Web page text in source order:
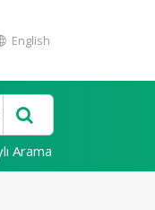
English
Arama